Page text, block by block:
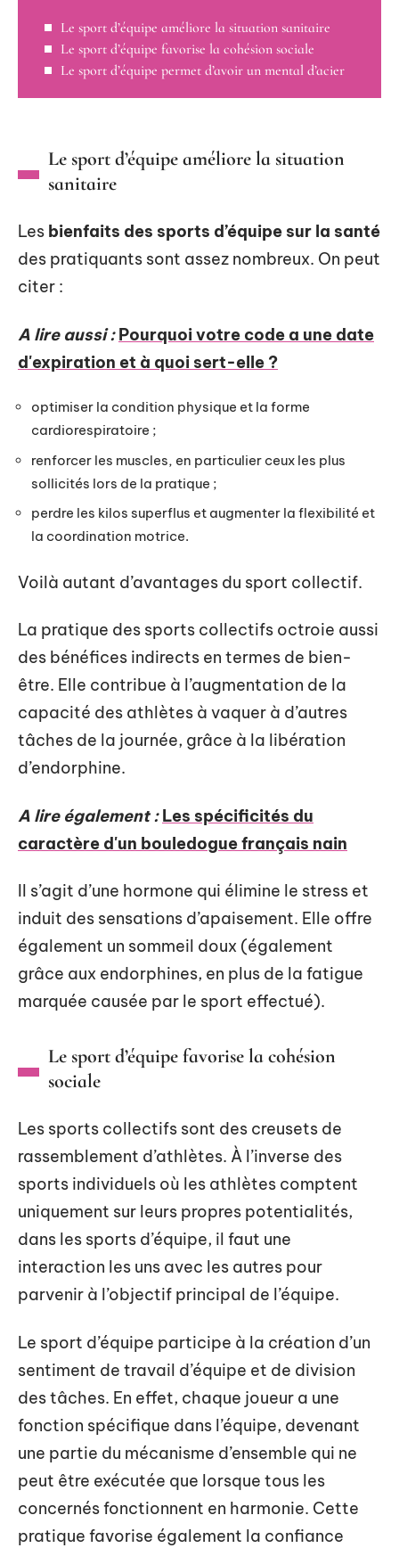
Le sport d’équipe améliore la situation sanitaire
Le sport d’équipe favorise la cohésion sociale
Le sport d’équipe permet d’avoir un mental d’acier
Le sport d’équipe améliore la situation
sanitaire
Les bienfaits des sports d’équipe sur la santé
des pratiquants sont assez nombreux. On peut
citer :
A lire aussi : Pourquoi votre code a une date
d'expiration et à quoi sert-elle ?
optimiser la condition physique et la forme
cardiorespiratoire ;
renforcer les muscles, en particulier ceux les plus
sollicités lors de la pratique ;
perdre les kilos superflus et augmenter la flexibilité et
la coordination motrice.
Voilà autant d’avantages du sport collectif.
La pratique des sports collectifs octroie aussi
des bénéfices indirects en termes de bien-
être. Elle contribue à l’augmentation de la
capacité des athlètes à vaquer à d’autres
tâches de la journée, grâce à la libération
d’endorphine.
A lire également : Les spécificités du
caractère d'un bouledogue français nain
Il s’agit d’une hormone qui élimine le stress et
induit des sensations d’apaisement. Elle offre
également un sommeil doux (également
grâce aux endorphines, en plus de la fatigue
marquée causée par le sport effectué).
Le sport d’équipe favorise la cohésion
sociale
Les sports collectifs sont des creusets de
rassemblement d’athlètes. À l’inverse des
sports individuels où les athlètes comptent
uniquement sur leurs propres potentialités,
dans les sports d’équipe, il faut une
interaction les uns avec les autres pour
parvenir à l’objectif principal de l’équipe.
Le sport d’équipe participe à la création d’un
sentiment de travail d’équipe et de division
des tâches. En effet, chaque joueur a une
fonction spécifique dans l’équipe, devenant
une partie du mécanisme d’ensemble qui ne
peut être exécutée que lorsque tous les
concernés fonctionnent en harmonie. Cette
pratique favorise également la confiance